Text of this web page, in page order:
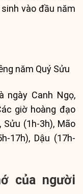
vào đầu năm
năm Quý Sửu
ngày Canh Ngọ,
giờ hoàng đạo
(1h-3h), Mão
17h), Dậu (17h-
của người